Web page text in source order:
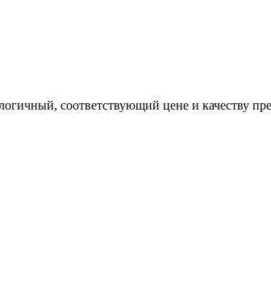
соответствующий цене и качеству